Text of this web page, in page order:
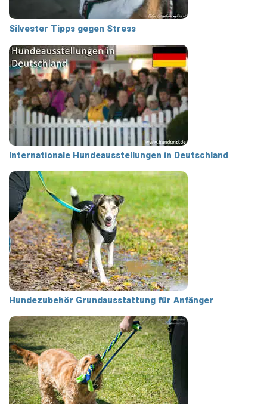
Silvester Tipps gegen Stress
Internationale Hundeausstellungen in Deutschland
Hundezubehör Grundausstattung für Anfänger